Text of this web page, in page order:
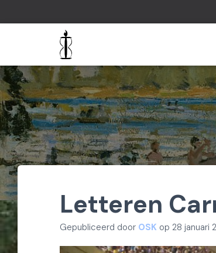
Letteren
Gepubliceerd door OSK op 28 januari